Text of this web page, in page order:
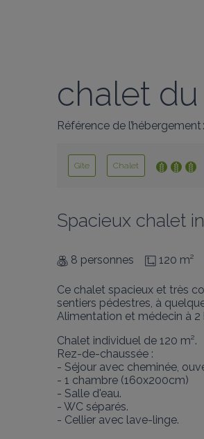
chalet
Référence de
Gîte Chalet
Spacieux chalet
8 personnes 120 m²
Ce chalet spacieux et très
sentiers pédestres, à
Alimentation et médecin à 2
Chalet individuel de 120 m².
Rez-de-chaussée :
- Séjour avec cheminée,
- 1 chambre (160x200cm)
- Salle d'eau.
- WC séparés.
- Cellier avec lave-linge.